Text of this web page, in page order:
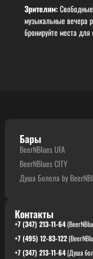
Зрителям:
музыкальные вечера
бронируйте места
Бары
BeerNBlues UFA
BeerNBlues CITY
Душа Болела by
Контакты
+7 (347) 213-11-64
+7 (495) 12-83-122
+7 (347) 213-11-64(Душа